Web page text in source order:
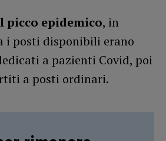
picco epidemico, in
i posti disponibili erano
a pazienti Covid, poi
a posti ordinari.